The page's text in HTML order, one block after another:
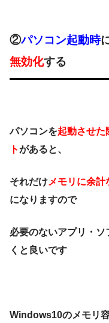
②パソコン起動時
無効化する
パソコンを起動させた
トがあると、
それだけメモリに余計
になりますので
必要のないアプリ・
くと良いです
Windows10のメモリ